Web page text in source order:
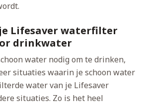
Lifesaver waterfilter
drinkwater
water nodig om te drinken,
situaties waarin je schoon water
water van je Lifesaver
situaties. Zo is het heel